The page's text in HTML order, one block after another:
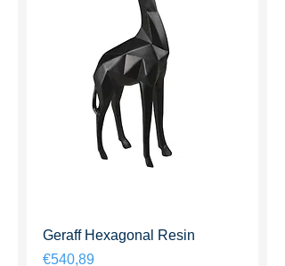
Geraff Hexagonal Resin
Harga
€540,89